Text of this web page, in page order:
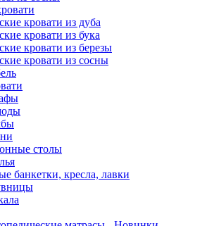
кровати из дуба
кровати из бука
кровати из березы
кровати из сосны
столы
банкетки, кресла, лавки